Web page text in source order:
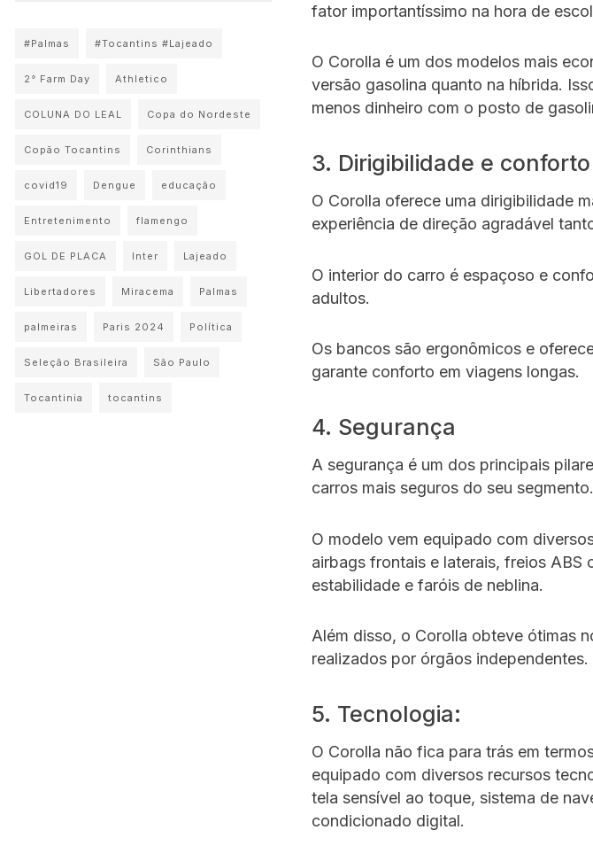
fator importantíssimo na hora de
O Corolla é um dos modelos mais
versão gasolina quanto na híbrida.
menos dinheiro com o posto de
3. Dirigibilidade e conforto
O Corolla oferece uma dirigibilidade
experiência de direção agradável
O interior do carro é espaçoso e
adultos.
Os bancos são ergonômicos e
garante conforto em viagens longas.
4. Segurança
A segurança é um dos principais
carros mais seguros do seu segmento.
O modelo vem equipado com
airbags frontais e laterais, freios ABS
estabilidade e faróis de neblina.
Além disso, o Corolla obteve ótimas
realizados por órgãos independentes.
5. Tecnologia:
O Corolla não fica para trás em
equipado com diversos recursos
tela sensível ao toque, sistema de
condicionado digital.
#Palmas #Tocantins #Lajeado
2° Farm Day Athletico
COLUNA DO LEAL Copa do Nordeste
Copão Tocantins Corinthians
covid19 Dengue educação
Entretenimento flamengo
GOL DE PLACA Inter Lajeado
Libertadores Miracema Palmas
palmeiras Paris 2024 Política
Seleção Brasileira São Paulo
Tocantinia tocantins